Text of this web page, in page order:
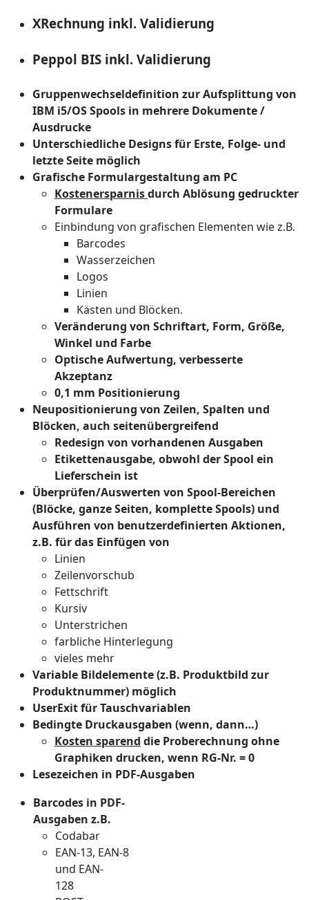
XRechnung inkl. Validierung
Peppol BIS inkl. Validierung
Gruppenwechseldefinition zur Aufsplittung von
IBM i5/OS Spools in mehrere Dokumente /
Ausdrucke
Unterschiedliche Designs für Erste, Folge- und
letzte Seite möglich
Grafische Formulargestaltung am PC
Kostenersparnisdurch Ablösung gedruckter
Formulare
Einbindung von grafischen Elementen wie z.B.
Barcodes
Wasserzeichen
Logos
Linien
Kästen und Blöcken.
Veränderung von Schriftart, Form, Größe,
Winkel und Farbe
Optische Aufwertung, verbesserte
Akzeptanz
0,1 mm Positionierung
Neupositionierung von Zeilen, Spalten und
Blöcken, auch seitenübergreifend
Redesign von vorhandenen Ausgaben
Etikettenausgabe, obwohl der Spool ein
Lieferschein ist
Überprüfen/Auswerten von Spool-Bereichen
(Blöcke, ganze Seiten, komplette Spools) und
Ausführen von benutzerdefinierten Aktionen,
z.B. für das Einfügen von
Linien
Zeilenvorschub
Fettschrift
Kursiv
Unterstrichen
farbliche Hinterlegung
vieles mehr
Variable Bildelemente (z.B. Produktbild zur
Produktnummer) möglich
UserExit für Tauschvariablen
Bedingte Druckausgaben (wenn, dann…)
Kosten sparend die Proberechnung ohne
Graphiken drucken, wenn RG-Nr. = 0
Lesezeichen in PDF-Ausgaben
Barcodes in PDF-
Ausgaben z.B.
Codabar
EAN-13, EAN-8
und EAN-
128